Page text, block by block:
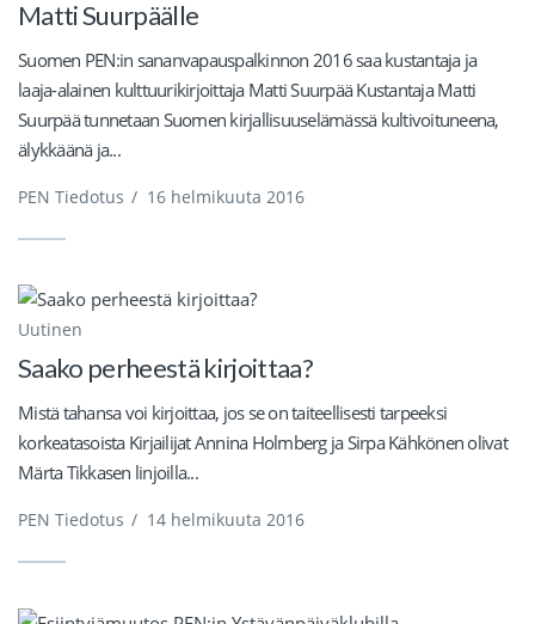
Matti Suurpäälle
Suomen PEN:in sananvapauspalkinnon 2016 saa kustantaja ja
laaja-alainen kulttuurikirjoittaja Matti Suurpää Kustantaja Matti
Suurpää tunnetaan Suomen kirjallisuuselämässä kultivoituneena,
älykkäänä ja...
PEN Tiedotus / 16 helmikuuta 2016
Uutinen
Saako perheestä kirjoittaa?
Mistä tahansa voi kirjoittaa, jos se on taiteellisesti tarpeeksi
korkeatasoista Kirjailijat Annina Holmberg ja Sirpa Kähkönen olivat
Märta Tikkasen linjoilla...
PEN Tiedotus / 14 helmikuuta 2016